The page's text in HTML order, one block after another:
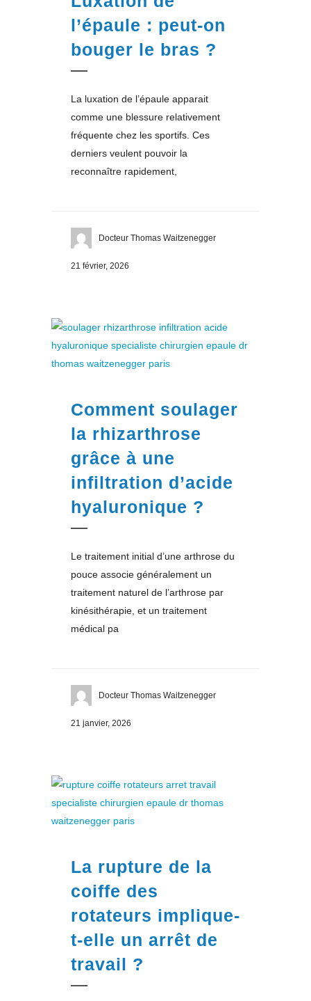
l’épaule : peut-on
bouger le bras ?
La luxation de l’épaule apparait
comme une blessure relativement
fréquente chez les sportifs. Ces
derniers veulent pouvoir la
reconnaître rapidement,
Docteur Thomas Waitzenegger
21 février, 2026
Comment soulager
la rhizarthrose
grâce à une
infiltration d’acide
hyaluronique ?
Le traitement initial d’une arthrose du
pouce associe généralement un
traitement naturel de l’arthrose par
kinésithérapie, et un traitement
médical pa
Docteur Thomas Waitzenegger
21 janvier, 2026
La rupture de la
coiffe des
rotateurs implique-
t-elle un arrêt de
travail ?